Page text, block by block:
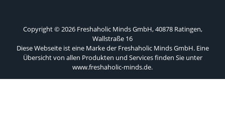
Copyright © 2026 Freshaholic Minds GmbH, 40878 Ratingen,
Wallstraße 16
Diese Webseite ist eine Marke der Freshaholic Minds GmbH. Eine
Übersicht von allen Produkten und Services finden Sie unter
www.freshaholic-minds.de.